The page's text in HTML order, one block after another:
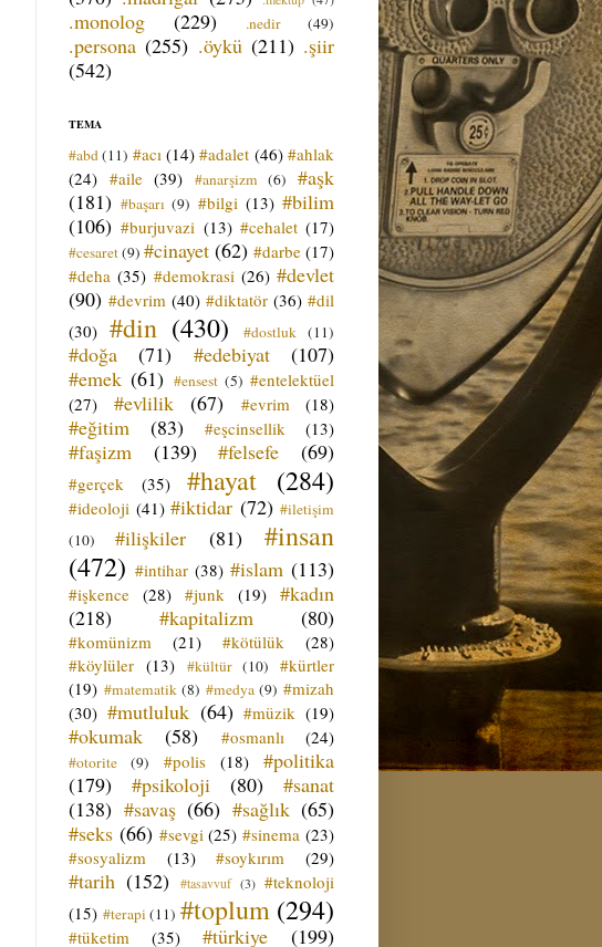
.monolog (229) .nedir (49)
.persona (255) .öykü (211) .şiir
(542)
TEMA
#abd (11) #acı (14) #adalet (46) #ahlak
(24) #aile (39) #anarşizm (6)
#aşk
(181) #başarı (9) #bilgi (13) #bilim
(106) #burjuvazi (13) #cehalet (17)
#cesaret(9) #cinayet (62) #darbe (17)
#deha (35) #demokrasi (26) #devlet
(90) #devrim (40) #diktatör (36) #dil
(30) #din (430) #dostluk (11)
#doğa (71) #edebiyat
(107)
#emek (61) #ensest (5) #entelektüel
(27)
#evlilik (67) #evrim (18)
#eğitim (83) #eşcinsellik (13)
#faşizm (139) #felsefe (69)
#gerçek (35) #hayat (284)
#ideoloji (41) #iktidar (72) #iletişim
(10)
#ilişkiler (81)
#insan
(472) #intihar (38) #islam (113)
#işkence (28) #junk (19) #kadın
(218)
#kapitalizm (80)
#komünizm (21) #kötülük
(28)
#köylüler (13) #kültür (10)
#kürtler
(19) #matematik (8) #medya (9) #mizah
(30) #mutluluk (64) #müzik (19)
#okumak (58) #osmanlı (24)
#otorite (9) #polis (18)
#politika
(179)
#psikoloji (80)
#sanat
(138) #savaş (66) #sağlık (65)
#seks (66) #sevgi (25) #sinema (23)
#sosyalizm
(13) #soykırım (29)
#tarih (152) #tasavvuf (3) #teknoloji
(15) #terapi (11) #toplum (294)
#tüketim (35) #türkiye (199)